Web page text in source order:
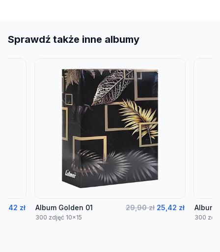
Sprawdź także inne albumy
Album Golden 01 29,90 zł 25,42 zł
300 zdjęć 10x15
Album
300
zł